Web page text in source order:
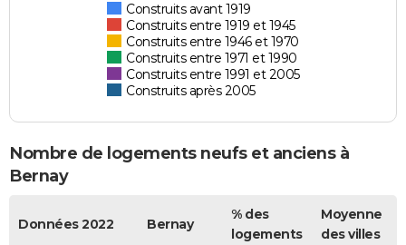
Construits avant 1919
Construits entre 1919 et 1945
Construits entre 1946 et 1970
Construits entre 1971 et 1990
Construits entre 1991 et 2005
Construits après 2005
Nombre de logements neufs et anciens à
Bernay
Données 2022 Bernay
% des
logements
Moyenne
des villes